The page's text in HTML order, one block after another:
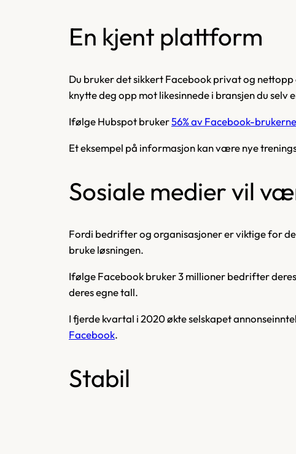
En kjent plattform
Du bruker det sikkert Facebook privat og
knytte deg opp mot likesinnede i bransjen du selv
Ifølge Hubspot bruker56% av Facebook-
Et eksempel på informasjon kan være nye
Sosiale medier vil
Fordi bedrifter og organisasjoner er viktige for
bruke løsningen.
Ifølge Facebook bruker 3 millioner bedrifter
deres egne tall.
I fjerde kvartal i 2020 økte selskapet
Facebook.
Stabil